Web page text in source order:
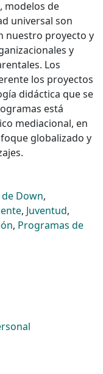
modelos de
universal son
nuestro proyecto y
y
Los
los proyectos
didáctica que se
está
mediacional, en
globalizado y
Down,
, Juventud,
, Programas de